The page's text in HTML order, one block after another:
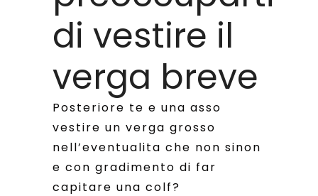
di vestire il
verga breve
Posteriore te e una asso
vestire un verga grosso
nell’eventualita che non sinon
e con gradimento di far
capitare una colf?